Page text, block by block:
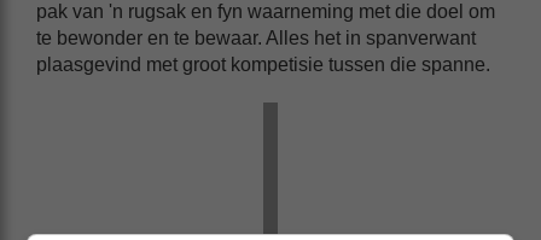
pak van 'n rugsak en fyn waarneming met die doel om
te bewonder en te bewaar. Alles het in spanverwant
plaasgevind met groot kompetisie tussen die spanne.